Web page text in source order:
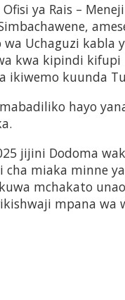
ya Rais –
Uchaguzi kabla
kwa kipindi
ikiwemo kuunda
hayo
jijini Dodoma
miaka minne
mchakato
mpana wa